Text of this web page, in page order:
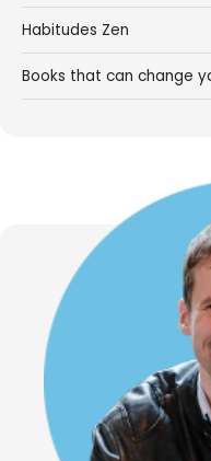
Habitudes Zen
Books that can change